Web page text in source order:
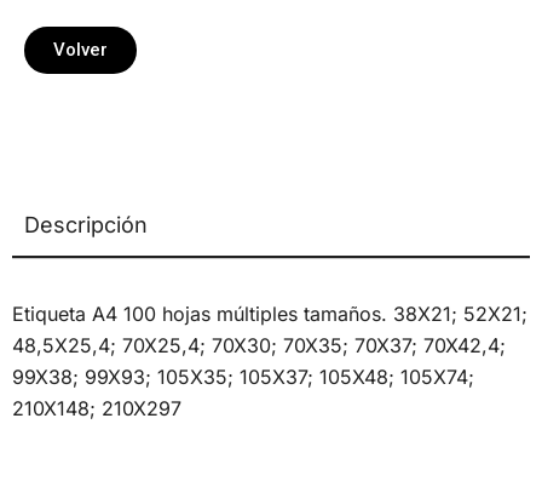
Volver
Descripción
Etiqueta A4 100 hojas múltiples tamaños. 38X21; 52X21;
48,5X25,4; 70X25,4; 70X30; 70X35; 70X37; 70X42,4;
99X38; 99X93; 105X35; 105X37; 105X48; 105X74;
210X148; 210X297